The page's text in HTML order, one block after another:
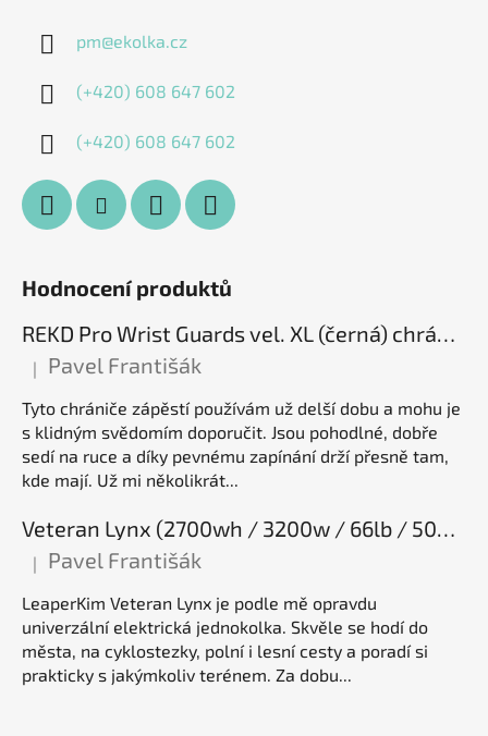
pm@ekolka.cz
(+420) 608 647 602
(+420) 608 647 602
Hodnocení produktů
REKD Pro Wrist Guards vel. XL (černá) chrániče zápěstí
Hodnocení produktu je 5 z 5 hvězdiček.
| Pavel Františák
Tyto chrániče zápěstí používám už delší dobu a mohu je
s klidným svědomím doporučit. Jsou pohodlné, dobře
sedí na ruce a díky pevnému zapínání drží přesně tam,
kde mají. Už mi několikrát...
Veteran Lynx (2700wh / 3200w / 66lb / 50E), elektrická jednokolka
Hodnocení produktu je 5 z 5 hvězdiček.
| Pavel Františák
LeaperKim Veteran Lynx je podle mě opravdu
univerzální elektrická jednokolka. Skvěle se hodí do
města, na cyklostezky, polní i lesní cesty a poradí si
prakticky s jakýmkoliv terénem. Za dobu...